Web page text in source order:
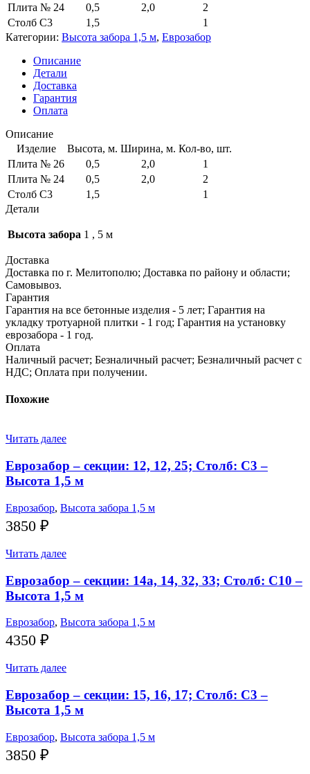
Плита № 24
0,5 2,0
2
Столб С3
1,5
1
Категории: Высота забора 1,5 м, Еврозабор
Описание
Детали
Доставка
Гарантия
Оплата
Описание
Изделие
Высота, м. Ширина, м. Кол-во, шт.
Плита № 26
0,5 2,0
1
Плита № 24
0,5 2,0
2
Столб С3
1,5
1
Детали
Высота забора 1 , 5 м
Доставка
Доставка по г. Мелитополю; Доставка по району и области;
Самовывоз.
Гарантия
Гарантия на все бетонные изделия - 5 лет; Гарантия на
укладку тротуарной плитки - 1 год; Гарантия на установку
еврозабора - 1 год.
Оплата
Наличный расчет; Безналичный расчет; Безналичный расчет с
НДС; Оплата при получении.
Похожие
Читать далее
Еврозабор – секции: 12, 12, 25; Столб: С3 –
Высота 1,5 м
Еврозабор, Высота забора 1,5 м
3850 ₽
Читать далее
Еврозабор – секции: 14а, 14, 32, 33; Столб: С10 –
Высота 1,5 м
Еврозабор, Высота забора 1,5 м
4350 ₽
Читать далее
Еврозабор – секции: 15, 16, 17; Столб: С3 –
Высота 1,5 м
Еврозабор, Высота забора 1,5 м
3850 ₽